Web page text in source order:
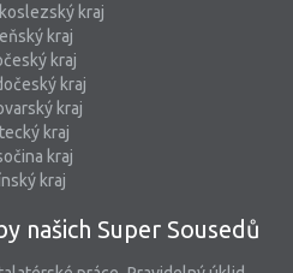
kraj
kraj
kraj
kraj
kraj
kraj
kraj
kraj
našich Super Sousedů